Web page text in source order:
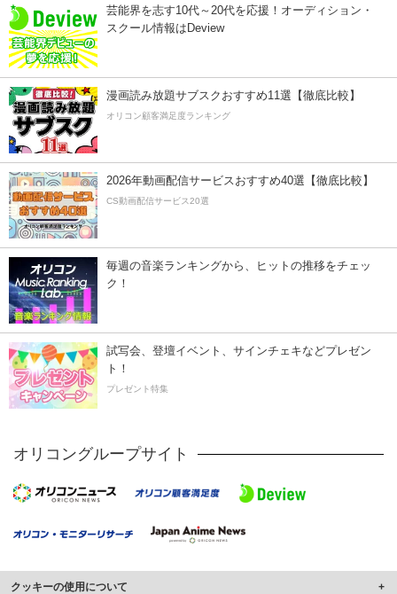
芸能界を志す10代～20代を応援！オーディション・
スクール情報はDeview
漫画読み放題サブスクおすすめ11選【徹底比較】
オリコン顧客満足度ランキング
2026年動画配信サービスおすすめ40選【徹底比較】
CS動画配信サービス20選
毎週の音楽ランキングから、ヒットの推移をチェッ
ク！
試写会、登壇イベント、サインチェキなどプレゼン
ト！
プレゼント特集
オリコングループサイト
クッキーの使用について